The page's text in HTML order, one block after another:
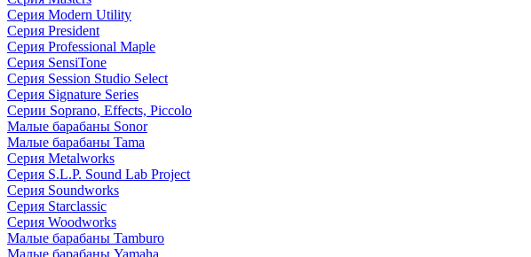
Серия Modern Utility
Серия President
Серия Professional Maple
Серия SensiTone
Серия Session Studio Select
Серия Signature Series
Серии Soprano, Effects, Piccolo
Малые барабаны Sonor
Малые барабаны Tama
Серия Metalworks
Серия S.L.P. Sound Lab Project
Серия Soundworks
Серия Starclassic
Серия Woodworks
Малые барабаны Tamburo
Малые барабаны Yamaha